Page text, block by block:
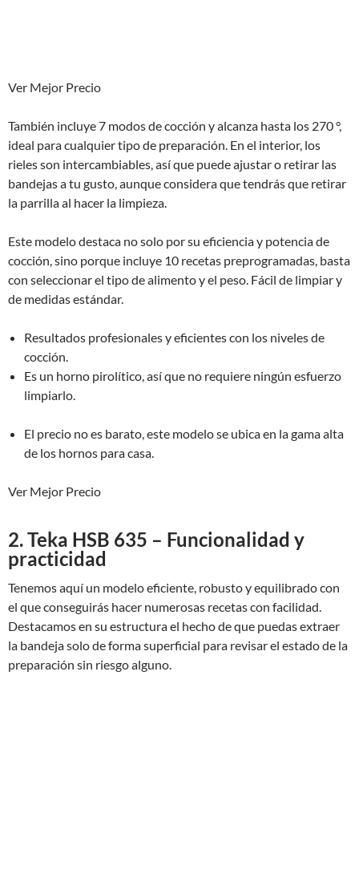
Ver Mejor Precio
También incluye 7 modos de cocción y alcanza hasta los 270 °,
ideal para cualquier tipo de preparación. En el interior, los
rieles son intercambiables, así que puede ajustar o retirar las
bandejas a tu gusto, aunque considera que tendrás que retirar
la parrilla al hacer la limpieza.
Este modelo destaca no solo por su eficiencia y potencia de
cocción, sino porque incluye 10 recetas preprogramadas, basta
con seleccionar el tipo de alimento y el peso. Fácil de limpiar y
de medidas estándar.
Resultados profesionales y eficientes con los niveles de
cocción.
Es un horno pirolítico, así que no requiere ningún esfuerzo
limpiarlo.
El precio no es barato, este modelo se ubica en la gama alta
de los hornos para casa.
Ver Mejor Precio
2. Teka HSB 635 – Funcionalidad y
practicidad
Tenemos aquí un modelo eficiente, robusto y equilibrado con
el que conseguirás hacer numerosas recetas con facilidad.
Destacamos en su estructura el hecho de que puedas extraer
la bandeja solo de forma superficial para revisar el estado de la
preparación sin riesgo alguno.